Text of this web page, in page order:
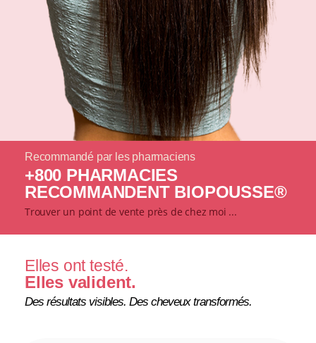
Recommandé par les pharmaciens
+800 PHARMACIES
RECOMMANDENT BIOPOUSSE®
Trouver un point de vente près de chez moi ...
Elles ont testé.
Elles valident.
Des résultats visibles. Des cheveux transformés.